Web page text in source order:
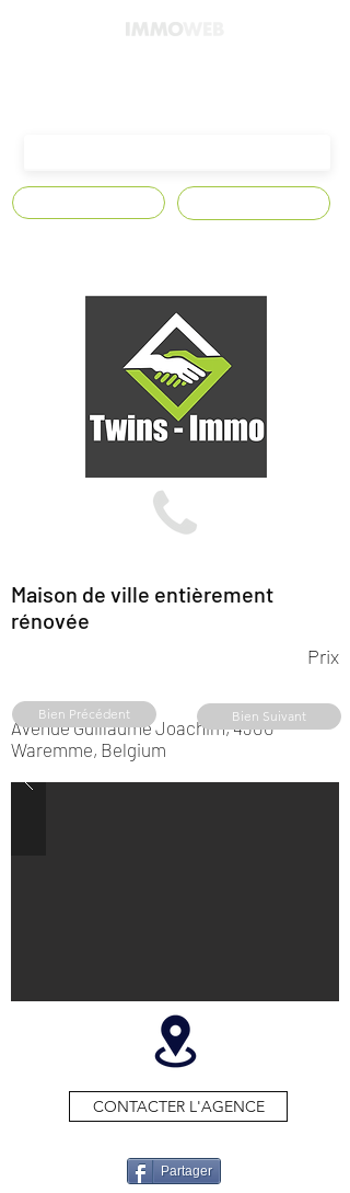
Maison de ville entièrement
rénovée
Prix
Avenue Guillaume Joachim, 4300
Waremme, Belgium
CONTACTER L'AGENCE
Partager
Bien Suivant
Bien Précédent